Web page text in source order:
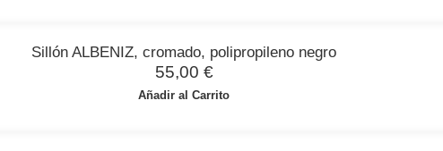
Sillón ALBENIZ, cromado, polipropileno negro
55,00 €
Añadir al Carrito